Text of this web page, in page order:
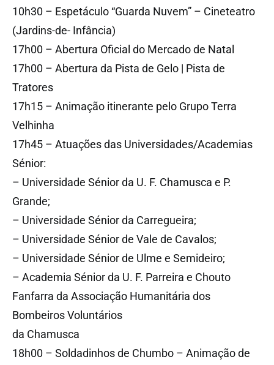
10h30 – Espetáculo “Guarda Nuvem” – Cineteatro
(Jardins-de- Infância)
17h00 – Abertura Oficial do Mercado de Natal
17h00 – Abertura da Pista de Gelo | Pista de
Tratores
17h15 – Animação itinerante pelo Grupo Terra
Velhinha
17h45 – Atuações das Universidades/Academias
Sénior:
– Universidade Sénior da U. F. Chamusca e P.
Grande;
– Universidade Sénior da Carregueira;
– Universidade Sénior de Vale de Cavalos;
– Universidade Sénior de Ulme e Semideiro;
– Academia Sénior da U. F. Parreira e Chouto
Fanfarra da Associação Humanitária dos
Bombeiros Voluntários
da Chamusca
18h00 – Soldadinhos de Chumbo – Animação de